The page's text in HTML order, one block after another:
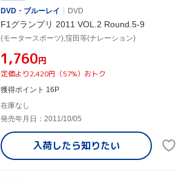
DVD・ブルーレイ
DVD
F1グランプリ 2011 VOL.2 Round.5-9
(モータースポーツ),窪田等(ナレーション)
¥1,760円
定価より2,420円（57%）おトク
獲得ポイント 16P
在庫なし
発売年月日：2011/10/05
入荷したら知りたい